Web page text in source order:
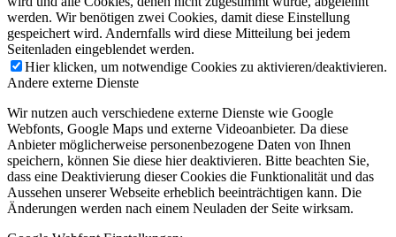
werden. Wir benötigen zwei Cookies, damit diese Einstellung
gespeichert wird. Andernfalls wird diese Mitteilung bei jedem
Seitenladen eingeblendet werden.
Hier klicken, um notwendige Cookies zu aktivieren/deaktivieren.
Andere externe Dienste
Wir nutzen auch verschiedene externe Dienste wie Google
Webfonts, Google Maps und externe Videoanbieter. Da diese
Anbieter möglicherweise personenbezogene Daten von Ihnen
speichern, können Sie diese hier deaktivieren. Bitte beachten Sie,
dass eine Deaktivierung dieser Cookies die Funktionalität und das
Aussehen unserer Webseite erheblich beeinträchtigen kann. Die
Änderungen werden nach einem Neuladen der Seite wirksam.